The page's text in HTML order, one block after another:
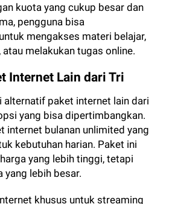
kuota yang cukup besar dan
pengguna bisa
mengakses materi belajar,
melakukan tugas online.
Internet Lain dari Tri
alternatif paket internet lain dari
yang bisa dipertimbangkan.
internet bulanan unlimited yang
kebutuhan harian. Paket ini
yang lebih tinggi, tetapi
yang lebih besar.
khusus untuk streaming